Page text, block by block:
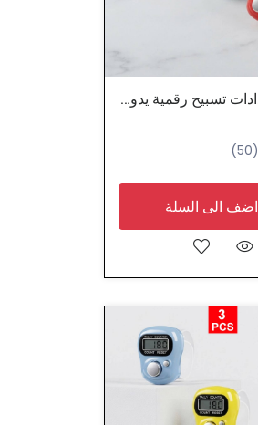
مجموعة عدادات تسبيح رقمية يدوية
(50)
اضف الى السلة